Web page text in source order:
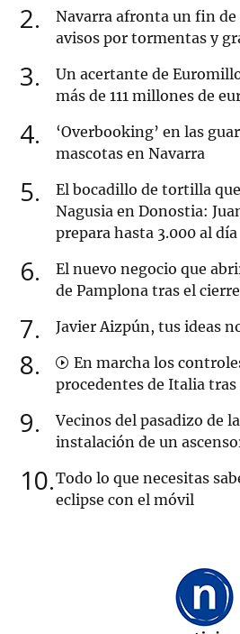
2
Navarra afronta un fin de
avisos por tormentas y
3
Un acertante de
más de 111 millones de
4
‘Overbooking’ en las
mascotas en Navarra
5
El bocadillo de tortilla
Nagusia en Donostia:
prepara hasta 3.000 al día
6
El nuevo negocio que
de Pamplona tras el
7 Javier Aizpún, tus ideas
8
En marcha los
procedentes de Italia
9
Vecinos del pasadizo de
instalación de un
10 Todo lo que necesitas
eclipse con el móvil